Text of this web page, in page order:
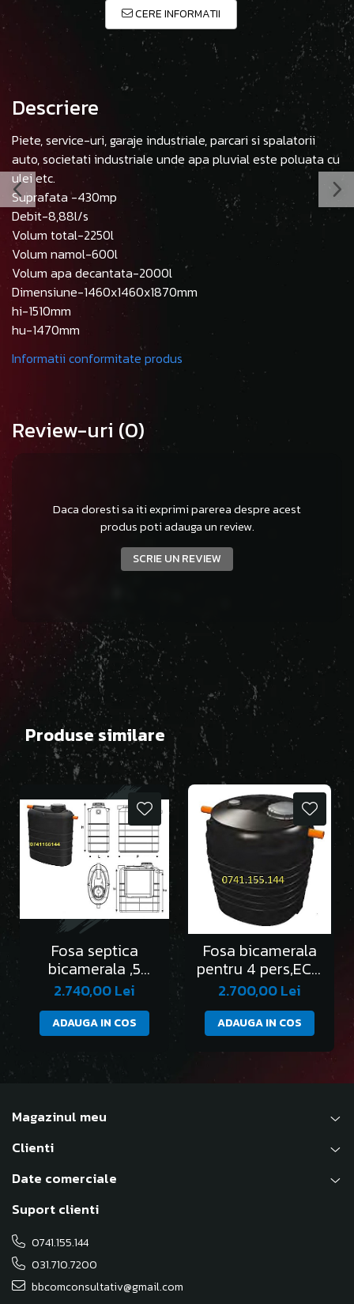
CERE INFORMATII
Descriere
Piete, service-uri, garaje industriale, parcari si spalatorii
auto, societati industriale unde apa pluvial este poluata cu
ulei etc.
Suprafata -430mp
Debit-8,88l/s
Volum total-2250l
Volum namol-600l
Volum apa decantata-2000l
Dimensiune-1460x1460x1870mm
hi-1510mm
hu-1470mm
Informatii conformitate produs
Review-uri (0)
Daca doresti sa iti exprimi parerea despre acest
produs poti adauga un review.
SCRIE UN REVIEW
Produse similare
Fosa septica
bicamerala ,5
persoane,SLIM
2.740,00 Lei
ADAUGA IN COS
Fosa bicamerala
pentru 4 pers,ECO
IMO4
2.700,00 Lei
ADAUGA IN COS
Magazinul meu
Clienti
Date comerciale
Suport clienti
0741.155.144
031.710.7200
bbcomconsultativ@gmail.com